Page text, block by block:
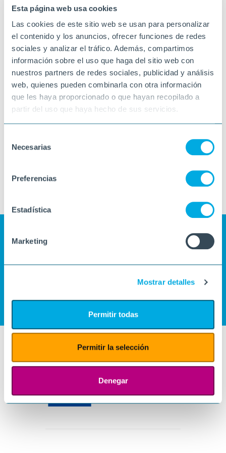
Esta página web usa cookies
Las cookies de este sitio web se usan para personalizar
el contenido y los anuncios, ofrecer funciones de redes
sociales y analizar el tráfico. Además, compartimos
información sobre el uso que haga del sitio web con
nuestros partners de redes sociales, publicidad y análisis
web, quienes pueden combinarla con otra información
que les haya proporcionado o que hayan recopilado a
partir del uso que haya hecho de sus servicios.
Necesarias
Preferencias
Estadística
Marketing
Mostrar detalles
Permitir todas
Permitir la selección
Denegar